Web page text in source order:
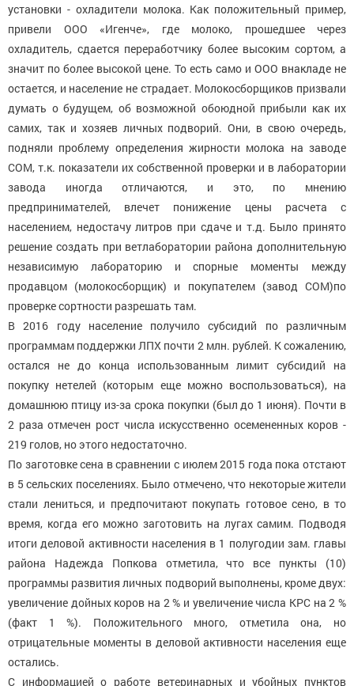
установки - охладители молока. Как положительный пример,
привели ООО «Игенче», где молоко, прошедшее через
охладитель, сдается переработчику более высоким сортом, а
значит по более высокой цене. То есть само и ООО внакладе не
остается, и население не страдает. Молокосборщиков призвали
думать о будущем, об возможной обоюдной прибыли как их
самих, так и хозяев личных подворий. Они, в свою очередь,
подняли проблему определения жирности молока на заводе
СОМ, т.к. показатели их собственной проверки и в лаборатории
завода иногда отличаются, и это, по мнению
предпринимателей, влечет понижение цены расчета с
населением, недостачу литров при сдаче и т.д. Было принято
решение создать при ветлаборатории района дополнительную
независимую лабораторию и спорные моменты между
продавцом (молокосборщик) и покупателем (завод СОМ)по
проверке сортности разрешать там.
В 2016 году население получило субсидий по различным
программам поддержки ЛПХ почти 2 млн. рублей. К сожалению,
остался не до конца использованным лимит субсидий на
покупку нетелей (которым еще можно воспользоваться), на
домашнюю птицу из-за срока покупки (был до 1 июня). Почти в
2 раза отмечен рост числа искусственно осемененных коров -
219 голов, но этого недостаточно.
По заготовке сена в сравнении с июлем 2015 года пока отстают
в 5 сельских поселениях. Было отмечено, что некоторые жители
стали лениться, и предпочитают покупать готовое сено, в то
время, когда его можно заготовить на лугах самим. Подводя
итоги деловой активности населения в 1 полугодии зам. главы
района Надежда Попкова отметила, что все пункты (10)
программы развития личных подворий выполнены, кроме двух:
увеличение дойных коров на 2 % и увеличение числа КРС на 2 %
(факт 1 %). Положительного много, отметила она, но
отрицательные моменты в деловой активности населения еще
остались.
С информацией о работе ветеринарных и убойных пунктов